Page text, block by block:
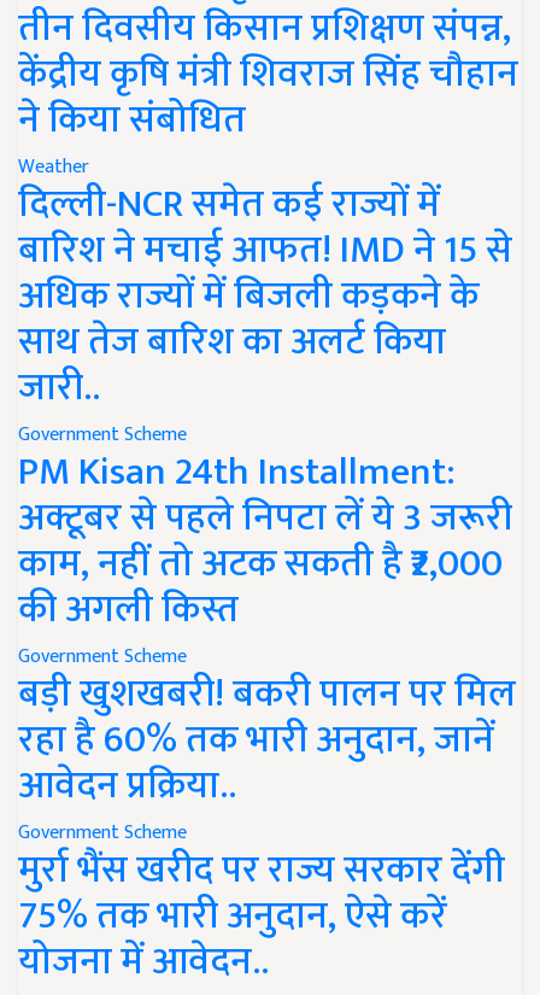
तीन दिवसीय किसान प्रशिक्षण संपन्न,
केंद्रीय कृषि मंत्री शिवराज सिंह चौहान
ने किया संबोधित
Weather
दिल्ली-NCR समेत कई राज्यों में
बारिश ने मचाई आफत! IMD ने 15 से
अधिक राज्यों में बिजली कड़कने के
साथ तेज बारिश का अलर्ट किया
जारी..
Government Scheme
PM Kisan 24th Installment:
अक्टूबर से पहले निपटा लें ये 3 जरूरी
काम, नहीं तो अटक सकती है ₹2,000
की अगली किस्त
Government Scheme
बड़ी खुशखबरी! बकरी पालन पर मिल
रहा है 60% तक भारी अनुदान, जानें
आवेदन प्रक्रिया..
Government Scheme
मुर्रा भैंस खरीद पर राज्य सरकार देंगी
75% तक भारी अनुदान, ऐसे करें
योजना में आवेदन..